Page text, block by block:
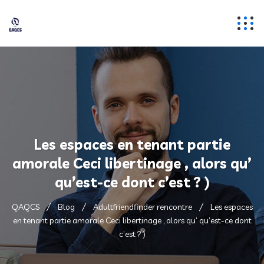
Les espaces en tenant partie
amorale Ceci libertinage , alors qu’
qu’est-ce dont c’est ? )
QAQCS Blog Adultfriendfinder rencontre
Les espaces
en tenant partie amorale Ceci libertinage , alors qu’ qu’est-ce dont
c’est ? )